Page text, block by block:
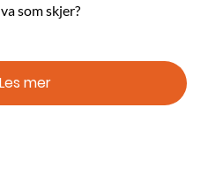
som skjer?
Les mer